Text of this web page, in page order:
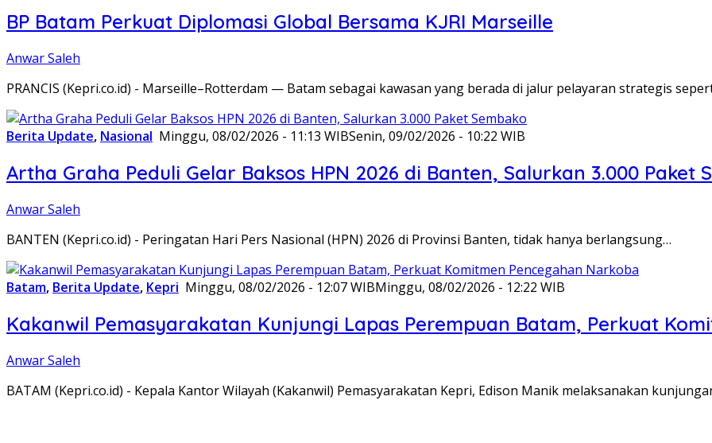
BP Batam Perkuat Diplomasi Global Bersama KJRI Marseille
Anwar Saleh
PRANCIS (Kepri.co.id) - Marseille–Rotterdam — Batam sebagai kawasan yang berada di jalur pelayaran strategis
Berita Update, Nasional Minggu, 08/02/2026 - 11:13 WIBSenin, 09/02/2026 - 10:22 WIB
Artha Graha Peduli Gelar Baksos HPN 2026 di Banten, Salurkan 3.000 Paket
Anwar Saleh
BANTEN (Kepri.co.id) - Peringatan Hari Pers Nasional (HPN) 2026 di Provinsi Banten, tidak hanya berlangsung…
Batam, Berita Update, Kepri Minggu, 08/02/2026 - 12:07 WIBMinggu, 08/02/2026 - 12:22 WIB
Kakanwil Pemasyarakatan Kunjungi Lapas Perempuan Batam, Perkuat
Anwar Saleh
BATAM (Kepri.co.id) - Kepala Kantor Wilayah (Kakanwil) Pemasyarakatan Kepri, Edison Manik melaksanakan